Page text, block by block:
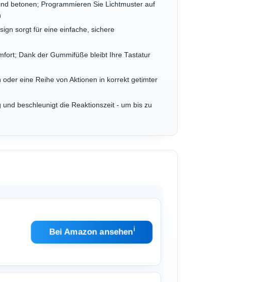
betonen; Programmieren Sie Lichtmuster auf
sorgt für eine einfache, sichere
Dank der Gummifüße bleibt Ihre Tastatur
eine Reihe von Aktionen in korrekt getimter
beschleunigt die Reaktionszeit - um bis zu
Bei Amazon ansehenℹ︎